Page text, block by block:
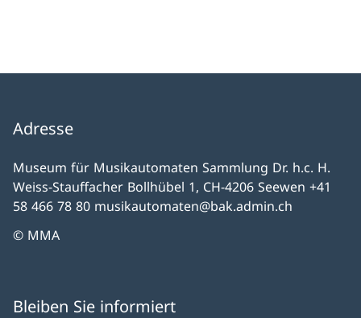
Adresse
Museum für Musikautomaten Sammlung Dr. h.c. H.
Weiss-Stauffacher Bollhübel 1, CH-4206 Seewen +41
58 466 78 80 musikautomaten@bak.admin.ch
© MMA
Bleiben Sie informiert